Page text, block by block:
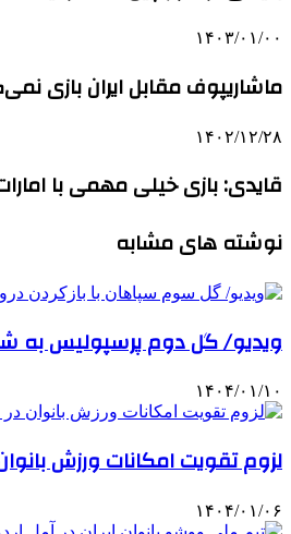
۱۴۰۳/۰۱/۰۰
ماشاریپوف مقابل ایران بازی
۱۴۰۲/۱۲/۲۸
قایدی: بازی خیلی مهمی با
نوشته های مشابه
ویدیو/ گل دوم پرسپولیس
۱۴۰۴/۰۱/۱۰
لزوم تقویت امکانات ورزش
۱۴۰۴/۰۱/۰۶